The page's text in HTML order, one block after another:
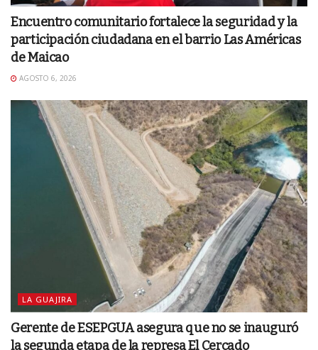
Encuentro comunitario fortalece la seguridad y la
participación ciudadana en el barrio Las Américas
de Maicao
AGOSTO 6, 2026
LA GUAJIRA
Gerente de ESEPGUA asegura que no se inauguró
la segunda etapa de la represa El Cercado